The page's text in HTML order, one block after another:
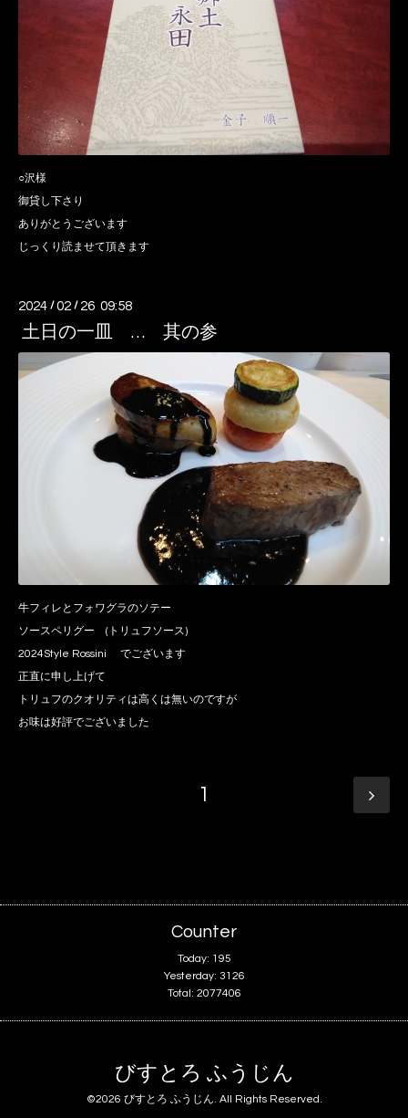
○沢様
御貸し下さり
ありがとうございます
じっくり読ませて頂きます
2024 /02 / 26 09:58
土日の一皿 … 其の参
牛フィレとフォワグラのソテー
ソースペリグー (トリュフソース)
2024Style Rossini でございます
正直に申し上げて
トリュフのクオリティは高くは無いのですが
お味は好評でございました
1
Counter
Today: 195
Yesterday: 3126
Total: 2077406
びすとろ ふうじん
©2026 びすとろ ふうじん. All Rights Reserved.